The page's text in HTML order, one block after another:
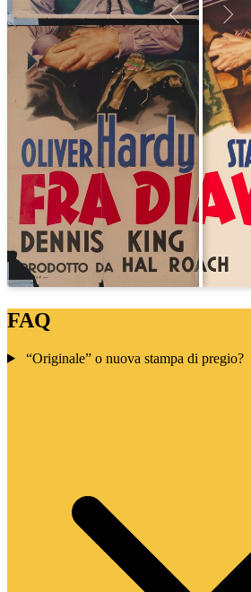
FAQ
“Originale” o nuova stampa di pregio?